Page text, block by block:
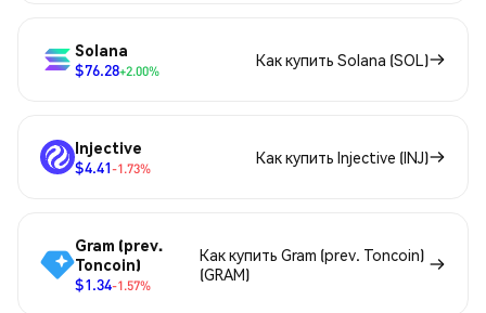
Solana
$76.28+2.00%
Как купить Solana (SOL)
Injective
$4.41-1.73%
Как купить Injective (INJ)
Gram (prev.
Toncoin)
$1.34-1.57%
Как купить Gram (prev. Toncoin)
(GRAM)